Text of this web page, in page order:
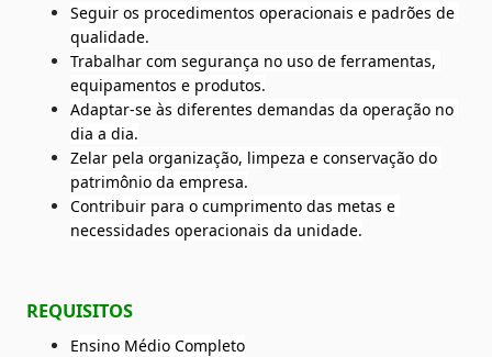
Seguir os procedimentos operacionais e padrões de
qualidade.
Trabalhar com segurança no uso de ferramentas,
equipamentos e produtos.
Adaptar-se às diferentes demandas da operação no
dia a dia.
Zelar pela organização, limpeza e conservação do
patrimônio da empresa.
Contribuir para o cumprimento das metas e
necessidades operacionais da unidade.
REQUISITOS
Ensino Médio Completo